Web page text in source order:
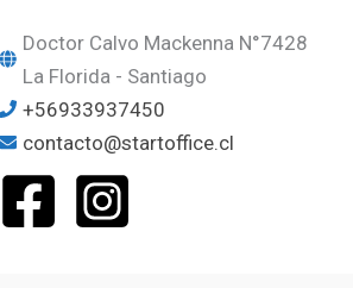
Doctor Calvo Mackenna N°7428
La Florida - Santiago
+56933937450
contacto@startoffice.cl